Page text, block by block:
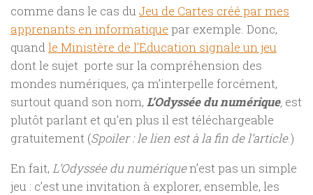
comme dans le cas du Jeu de Cartes créé par mes
apprenants en informatique par exemple. Donc,
quandle Ministère de l’Education signale un jeu
dont le sujet porte sur la compréhension des
mondes numériques, ça m’interpelle forcément,
surtout quand son nom, L’Odyssée du numérique, est
plutôt parlant et qu’en plus il est téléchargeable
gratuitement (Spoiler : le lien est à la fin de l’article.)
En fait, L’Odyssée du numériquen’est pas un simple
jeu : c’est une invitation à explorer, ensemble, les